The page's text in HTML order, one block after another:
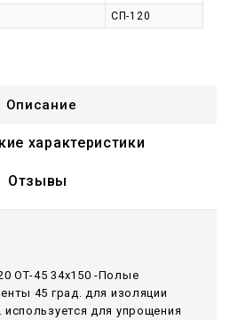
СП-120
Описание
характеристики
Отзывы
ОТ-45 34x150 -Полые
45 град. для изоляции
для упрощения